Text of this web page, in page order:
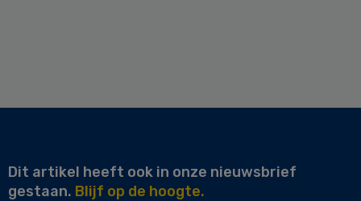
Dit artikel heeft ook in onze nieuwsbrief
gestaan. Blijf op de hoogte.